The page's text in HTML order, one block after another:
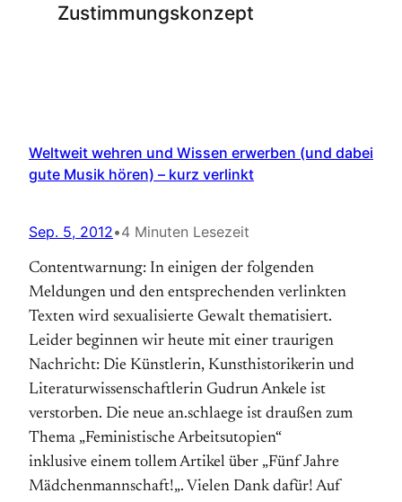
Zustimmungskonzept
Weltweit wehren und Wissen erwerben (und dabei
gute Musik hören) – kurz verlinkt
Sep. 5, 2012•4 Minuten Lesezeit
Contentwarnung: In einigen der folgenden
Meldungen und den entsprechenden verlinkten
Texten wird sexualisierte Gewalt thematisiert.
Leider beginnen wir heute mit einer traurigen
Nachricht: Die Künstlerin, Kunsthistorikerin und
Literaturwissenschaftlerin Gudrun Ankele ist
verstorben. Die neue an.schlaege ist draußen zum
Thema „Feministische Arbeitsutopien“
inklusive einem tollem Artikel über „Fünf Jahre
Mädchenmannschaft!„. Vielen Dank dafür! Auf